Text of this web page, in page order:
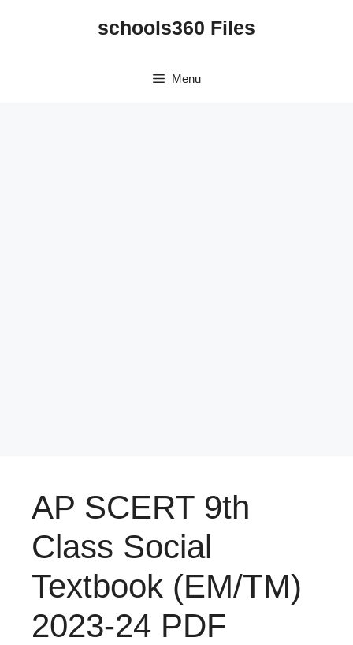
schools360 Files
Menu
AP SCERT 9th
Class Social
Textbook (EM/TM)
2023-24 PDF